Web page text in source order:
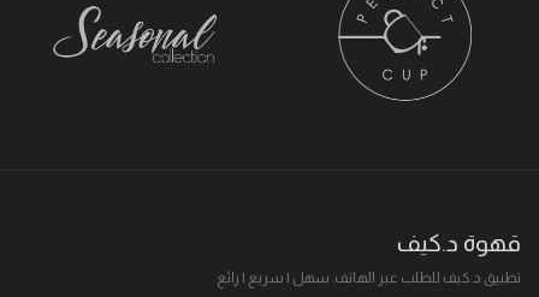
قهوة د.كيف
تطبيق د.كيف للطلب عبر الهاتف. سهل I سريع I رائع